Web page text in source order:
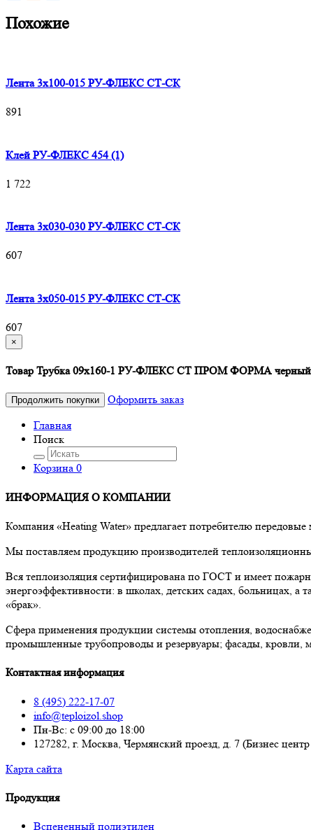
Похожие
Лента 3х100-015 РУ-ФЛЕКС СТ-СК
891
Клей РУ-ФЛЕКС 454 (1)
1 722
Лента 3х030-030 РУ-ФЛЕКС СТ-СК
607
Лента 3х050-015 РУ-ФЛЕКС СТ-СК
607
×
Товар Трубка 09х160-1 РУ-ФЛЕКС СТ ПРОМ ФОРМА черный
Продолжить покупки
Оформить заказ
Главная
Поиск
Корзина 0
ИНФОРМАЦИЯ О КОМПАНИИ
Компания «Heating Water» предлагает потребителю
Мы поставляем продукцию производителей
Вся теплоизоляция сертифицирована по ГОСТ и имеет
энергоэффективности: в школах, детских садах, больницах,
«брак».
Сфера применения продукции системы отопления,
промышленные трубопроводы и резервуары; фасады, кровли,
Контактная информация
8 (495) 222-17-07
info@teploizol.shop
Пн-Вс: с 09:00 до 18:00
127282, г. Москва, Чермянский проезд, д. 7 (Бизнес
Карта сайта
Продукция
Вспененный полиэтилен